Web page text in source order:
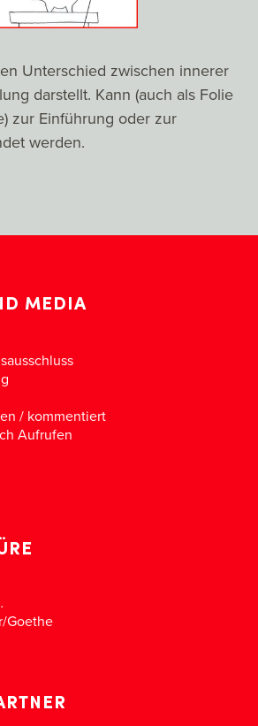
Unterschied zwischen innerer
darstellt. Kann (auch als Folie
zur Einführung oder zur
werden.
MEDIA
/ kommentiert
Aufrufen
Goethe